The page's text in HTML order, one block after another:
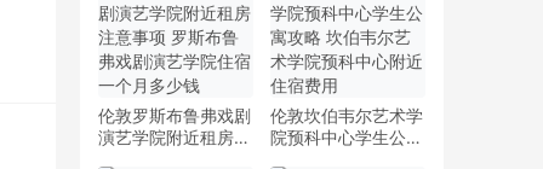
伦敦罗斯布鲁弗戏剧
演艺学院附近租房注
伦敦坎伯韦尔艺术学
院预科中心学生公寓